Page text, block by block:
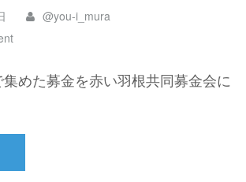
@you-i_mura
めた募金を赤い羽根共同募金会に